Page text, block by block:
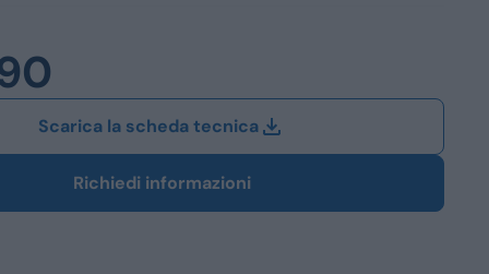
Scarica la scheda tecnica
Richiedi informazioni